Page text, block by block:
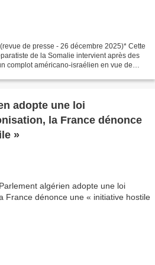
de presse - 26 décembre 2025)* Cette
de la Somalie intervient après des
complot américano-israélien en vue de
adopte une loi
la France dénonce
»